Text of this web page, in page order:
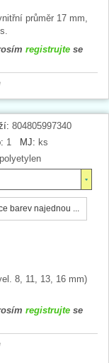
průměr 17 mm,
registrujte se
804805997340
1 MJ: ks
polyetylen
barev najednou ...
8, 11, 13, 16 mm)
registrujte se